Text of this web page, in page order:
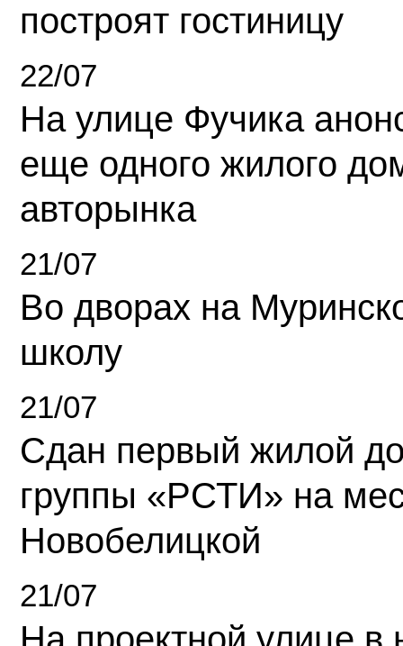
построят гостиницу
22/07
На улице Фучика
еще одного жилого
авторынка
21/07
Во дворах на
школу
21/07
Сдан первый жилой
группы «РСТИ» на
Новобелицкой
21/07